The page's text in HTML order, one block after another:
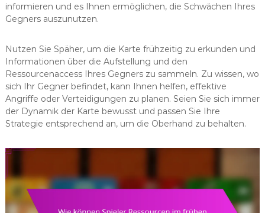
informieren und es Ihnen ermöglichen, die Schwächen Ihres
Gegners auszunutzen.
Nutzen Sie Späher, um die Karte frühzeitig zu erkunden und
Informationen über die Aufstellung und den
Ressourcenaccess Ihres Gegners zu sammeln. Zu wissen, wo
sich Ihr Gegner befindet, kann Ihnen helfen, effektive
Angriffe oder Verteidigungen zu planen. Seien Sie sich immer
der Dynamik der Karte bewusst und passen Sie Ihre
Strategie entsprechend an, um die Oberhand zu behalten.